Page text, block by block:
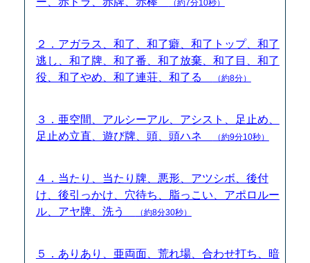
（約7分10秒）
２．アガラス、和了、和了癖、和了トップ、和了
逃し、和了牌、和了番、和了放棄、和了目、和了
役、和了やめ、和了連荘、和了る
（約8分）
３．亜空間、アルシーアル、アシスト、足止め、
足止め立直、遊び牌、頭、頭ハネ
（約9分10秒）
４．当たり、当たり牌、悪形、アツシボ、後付
け、後引っかけ、穴待ち、脂っこい、アポロルー
ル、アヤ牌、洗う
（約8分30秒）
５．ありあり、亜両面、荒れ場、合わせ打ち、暗